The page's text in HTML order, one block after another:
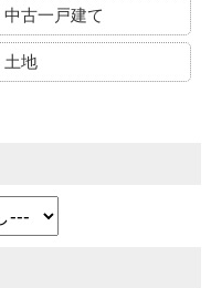
中古一戸建て
土地